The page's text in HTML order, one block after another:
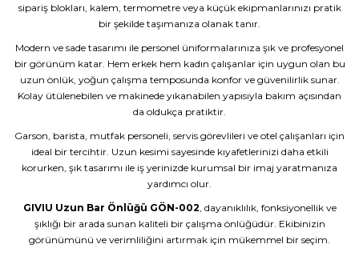
sipariş blokları, kalem, termometre veya küçük ekipmanlarınızı pratik
bir şekilde taşımanıza olanak tanır.
Modern ve sade tasarımı ile personel üniformalarınıza şık ve profesyonel
bir görünüm katar. Hem erkek hem kadın çalışanlar için uygun olan bu
uzun önlük, yoğun çalışma temposunda konfor ve güvenilirlik sunar.
Kolay ütülenebilen ve makinede yıkanabilen yapısıyla bakım açısından
da oldukça pratiktir.
Garson, barista, mutfak personeli, servis görevlileri ve otel çalışanları için
ideal bir tercihtir. Uzun kesimi sayesinde kıyafetlerinizi daha etkili
korurken, şık tasarımı ile iş yerinizde kurumsal bir imaj yaratmanıza
yardımcı olur.
GIVIU Uzun Bar Önlüğü GÖN-002 , dayanıklılık, fonksiyonellik ve
şıklığı bir arada sunan kaliteli bir çalışma önlüğüdür. Ekibinizin
görünümünü ve verimliliğini artırmak için mükemmel bir seçim.